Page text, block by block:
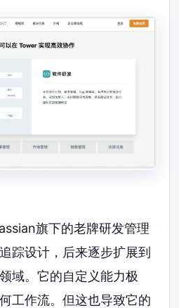
旗下的老牌研发管理
踪设计，后来逐步扩展到
域。它的自定义能力极
工作流。但这也导致它的